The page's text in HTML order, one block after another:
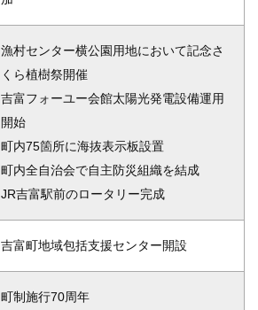
漁村センター横公園用地において記念さ
くら植樹祭開催
吉富フォーユー会館太陽光発電設備運用
開始
町内75箇所に海抜表示板設置
町内全自治会で自主防災組織を結成
JR吉富駅前のロータリー完成
吉富町地域包括支援センター開設
町制施行70周年